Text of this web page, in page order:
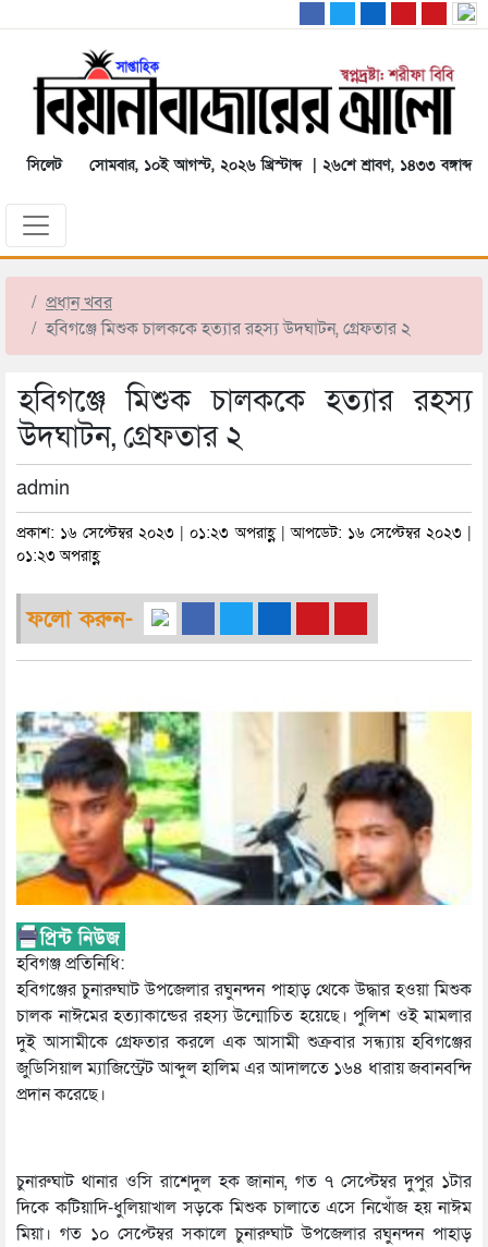
সিলেট সোমবার, ১০ই আগস্ট, ২০২৬ খ্রিস্টাব্দ | ২৬শে শ্রাবণ, ১৪৩৩ বঙ্গাব্দ
প্রধান খবর
হবিগঞ্জে মিশুক চালককে হত্যার রহস্য উদঘাটন, গ্রেফতার ২
হবিগঞ্জে মিশুক চালককে হত্যার রহস্য
উদঘাটন, গ্রেফতার ২
admin
প্রকাশ: ১৬ সেপ্টেম্বর ২০২৩ | ০১:২৩ অপরাহ্ণ | আপডেট: ১৬ সেপ্টেম্বর ২০২৩ |
০১:২৩ অপরাহ্ণ
ফলো করুন-
হবিগঞ্জ প্রতিনিধি:
হবিগঞ্জের চুনারুঘাট উপজেলার রঘুনন্দন পাহাড় থেকে উদ্ধার হওয়া মিশুক
চালক নাঈমের হত্যাকান্ডের রহস্য উন্মোচিত হয়েছে। পুলিশ ওই মামলার
দুই আসামীকে গ্রেফতার করলে এক আসামী শুক্রবার সন্ধ্যায় হবিগঞ্জের
জুডিসিয়াল ম্যাজিস্ট্রেট আব্দুল হালিম এর আদালতে ১৬৪ ধারায় জবানবন্দি
প্রদান করেছে।
চুনারুঘাট থানার ওসি রাশেদুল হক জানান, গত ৭ সেপ্টেম্বর দুপুর ১টার
দিকে কটিয়াদি-ধুলিয়াখাল সড়কে মিশুক চালাতে এসে নিখোঁজ হয় নাঈম
মিয়া। গত ১০ সেপ্টেম্বর সকালে চুনারুঘাট উপজেলার রঘুনন্দন পাহাড়